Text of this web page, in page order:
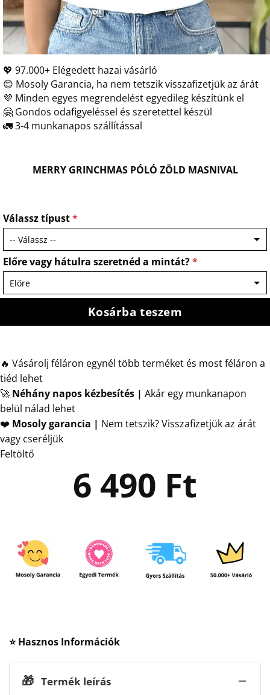
💖 97.000+ Elégedett hazai vásárló
😊 Mosoly Garancia, ha nem tetszik visszafizetjük az árát
💜 Minden egyes megrendelést egyedileg készítünk el
🤗 Gondos odafigyeléssel és szeretettel készül
🚛 3-4 munkanapos szállítással
MERRY GRINCHMAS PÓLÓ ZÖLD MASNIVAL
Válassz típust*
Előre vagy hátulra szeretnéd a mintát?*
Kosárba teszem
🔥 Vásárolj féláron egynél több terméket és most féláron a
tiéd lehet
🚀 Néhány napos kézbesítés | Akár egy munkanapon
belül nálad lehet
❤️ Mosoly garancia | Nem tetszik? Visszafizetjük az árát
vagy cseréljük
Feltöltő
6 490 Ft
⭐ Hasznos Információk
🎁 Termék leírás